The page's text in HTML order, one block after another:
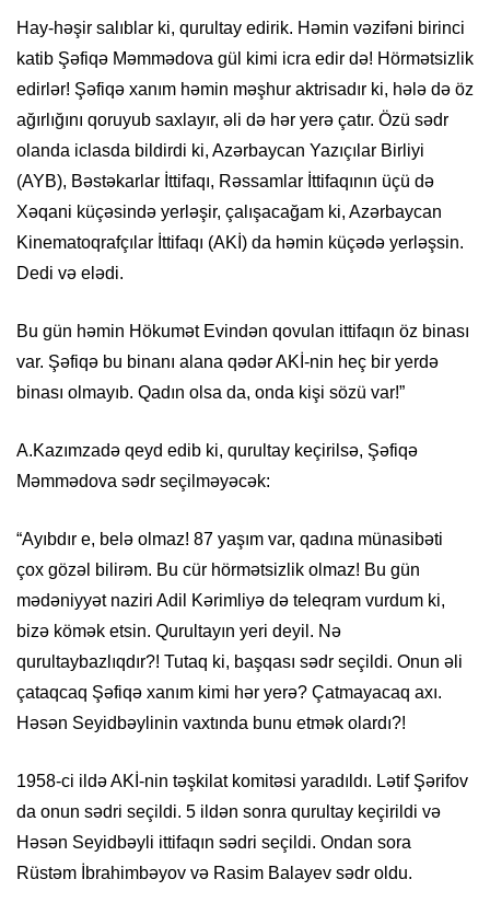
Hay-həşir salıblar ki, qurultay edirik. Həmin vəzifəni birinci
katib Şəfiqə Məmmədova gül kimi icra edir də! Hörmətsizlik
edirlər! Şəfiqə xanım həmin məşhur aktrisadır ki, hələ də öz
ağırlığını qoruyub saxlayır, əli də hər yerə çatır. Özü sədr
olanda iclasda bildirdi ki, Azərbaycan Yazıçılar Birliyi
(AYB), Bəstəkarlar İttifaqı, Rəssamlar İttifaqının üçü də
Xəqani küçəsində yerləşir, çalışacağam ki, Azərbaycan
Kinematoqrafçılar İttifaqı (AKİ) da həmin küçədə yerləşsin.
Dedi və elədi.
Bu gün həmin Hökumət Evindən qovulan ittifaqın öz binası
var. Şəfiqə bu binanı alana qədər AKİ-nin heç bir yerdə
binası olmayıb. Qadın olsa da, onda kişi sözü var!”
A.Kazımzadə qeyd edib ki, qurultay keçirilsə, Şəfiqə
Məmmədova sədr seçilməyəcək:
“Ayıbdır e, belə olmaz! 87 yaşım var, qadına münasibəti
çox gözəl bilirəm. Bu cür hörmətsizlik olmaz! Bu gün
mədəniyyət naziri Adil Kərimliyə də teleqram vurdum ki,
bizə kömək etsin. Qurultayın yeri deyil. Nə
qurultaybazlıqdır?! Tutaq ki, başqası sədr seçildi. Onun əli
çataqcaq Şəfiqə xanım kimi hər yerə? Çatmayacaq axı.
Həsən Seyidbəylinin vaxtında bunu etmək olardı?!
1958-ci ildə AKİ-nin təşkilat komitəsi yaradıldı. Lətif Şərifov
da onun sədri seçildi. 5 ildən sonra qurultay keçirildi və
Həsən Seyidbəyli ittifaqın sədri seçildi. Ondan sora
Rüstəm İbrahimbəyov və Rasim Balayev sədr oldu.